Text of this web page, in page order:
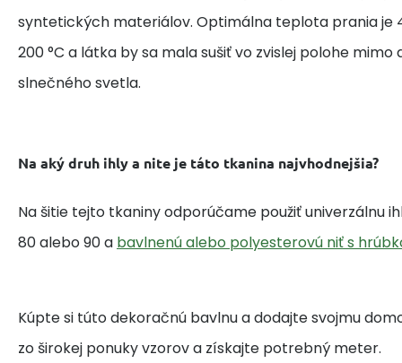
syntetických materiálov. Optimálna teplota prania je
200 °C a látka by sa mala sušiť vo zvislej polohe
slnečného svetla.
Na aký druh ihly a nite je táto tkanina najvhodnejšia?
Na šitie tejto tkaniny odporúčame použiť univerzálnu
80 alebo 90 a bavlnenú alebo polyesterovú niť s
Kúpte si túto dekoračnú bavlnu a dodajte svojmu
zo širokej ponuky vzorov a získajte potrebný meter.